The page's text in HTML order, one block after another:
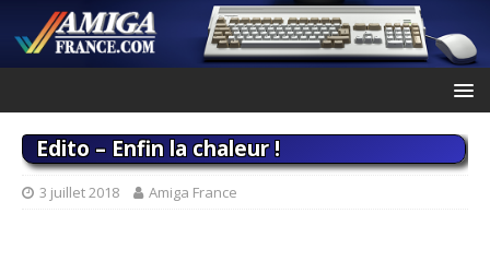
Edito – Enfin la chaleur !
3 juillet 2018 Amiga France